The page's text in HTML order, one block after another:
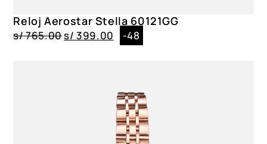
Género
Dama
Reloj Aerostar Stella 60121GG
s/765.00s/ 399.00 -48